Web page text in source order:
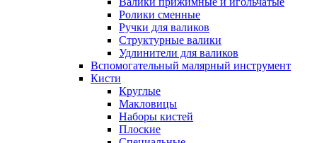
Ролики сменные
Ручки для валиков
Структурные валики
Удлинители для валиков
Вспомогательный малярный инструмент
Кисти
Круглые
Макловицы
Наборы кистей
Плоские